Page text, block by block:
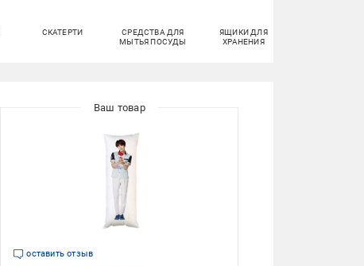
СКАТЕРТИ
СРЕДСТВА ДЛЯ
МЫТЬЯ ПОСУДЫ
ЯЩИКИ ДЛЯ
ХРАНЕНИЯ
оставить отзыв